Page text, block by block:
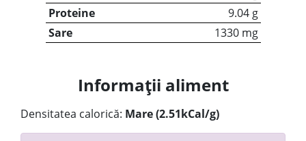
Proteine
9.04 g
Sare
1330 mg
Informații aliment
Densitatea calorică: Mare (2.51kCal/g)